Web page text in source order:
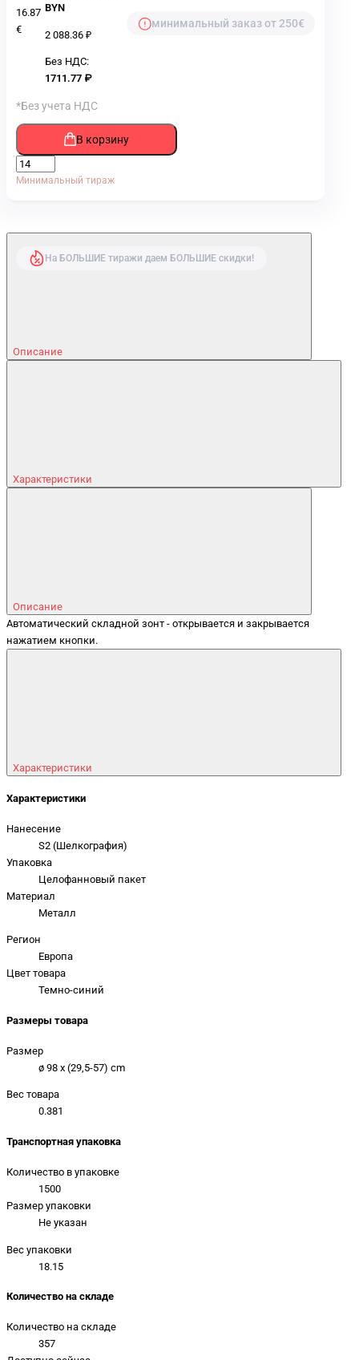
16.87
€
BYN
2 088.36 ₽
Без НДС:
1711.77 ₽
минимальный заказ от 250€
*Без учета НДС
В корзину
Минимальный тираж
На БОЛЬШИЕ тиражи даем БОЛЬШИЕ скидки!
Описание
Характеристики
Описание
Автоматический складной зонт - открывается и закрывается
нажатием кнопки.
Характеристики
Характеристики
Нанесение
S2 (Шелкография)
Упаковка
Целофанновый пакет
Материал
Mеталл
Регион
Европа
Цвет товара
Темно-синий
Размеры товара
Размер
ø 98 x (29,5-57) cm
Вес товара
0.381
Транспортная упаковка
Количество в упаковке
1500
Размер упаковки
Не указан
Вес упаковки
18.15
Количество на складе
Количество на складе
357